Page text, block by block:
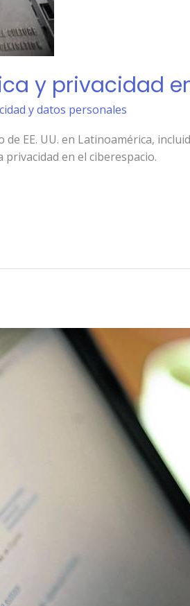
y privacidad
y datos personales
EE. UU. en Latinoamérica,
en el ciberespacio.